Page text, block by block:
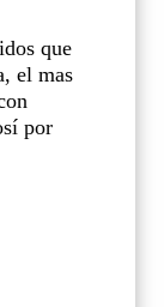
que
el mas
por